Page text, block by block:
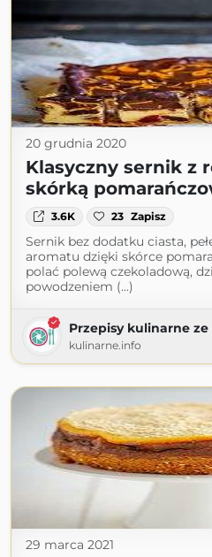
20 grudnia 2020
Klasyczny sernik z
skórką
3.6K 23 Zapisz
Sernik bez dodatku ciasta,
aromatu dzięki skórce
polać polewą czekoladową,
powodzeniem (...)
Przepisy kulinarne
kulinarne.info
29 marca 2021